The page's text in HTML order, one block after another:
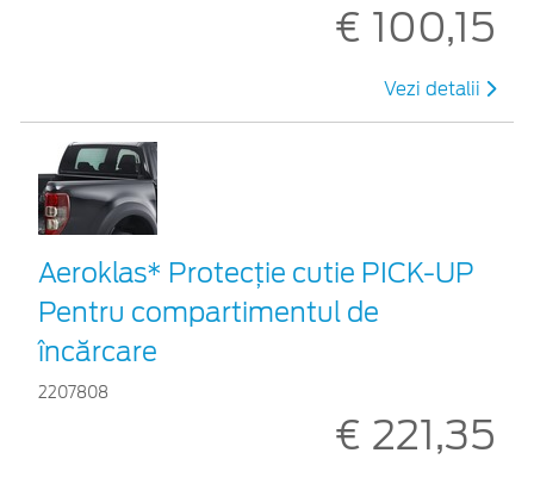
€ 100,15
Vezi detalii
Aeroklas* Protecţie cutie PICK-UP
Pentru compartimentul de
încărcare
2207808
€ 221,35